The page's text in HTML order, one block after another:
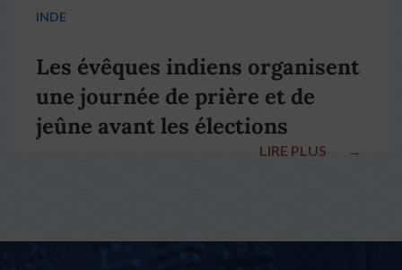
INDE
Les évêques indiens organisent
une journée de prière et de
jeûne avant les élections
LIRE PLUS →